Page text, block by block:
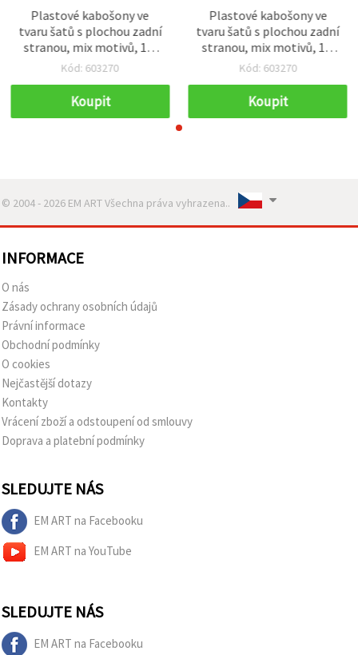
Plastové kabošony ve
tvaru šatů s plochou zadní
stranou, mix motivů, 1,6
cm, 10 ks, pro DIY tvoření
Kód: 603270
Koupit
Plastové kabošony ve
tvaru šatů s plochou zadní
stranou, mix motivů, 1,6
cm, 10 ks, pro DIY tvoření
Kód: 603270
Koupit
© 2004 - 2026 EM ART Všechna práva vyhrazena..
INFORMACE
O nás
Zásady ochrany osobních údajů
Právní informace
Obchodní podmínky
O cookies
Nejčastější dotazy
Kontakty
Vrácení zboží a odstoupení od smlouvy
Doprava a platební podmínky
SLEDUJTE NÁS
EM ART na Facebooku
EM ART na YouTube
SLEDUJTE NÁS
EM ART na Facebooku